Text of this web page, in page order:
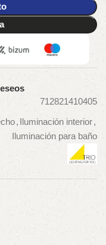
712821410405
,Iluminación interior,
Iluminación para baño